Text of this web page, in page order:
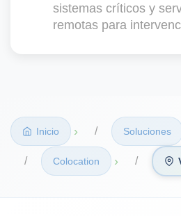
sistemas críticos y
remotas para
Inicio › Soluciones
Colocation ›